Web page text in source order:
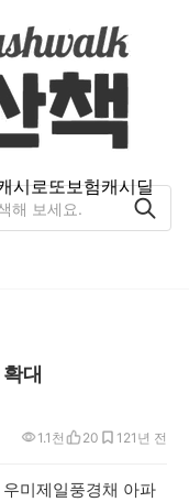
시로또보험캐시딜
대
1년 전
1.1천 20 12
미제일풍경채 아파